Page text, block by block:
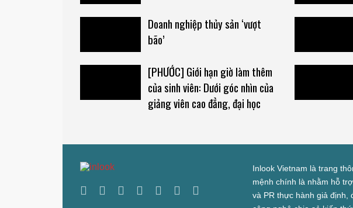
Doanh nghiệp thủy sản ‘vượt
bão’
[PHƯỚC] Giới hạn giờ làm thêm
của sinh viên: Dưới góc nhìn của
giảng viên cao đẳng, đại học
Inlook Vietnam là trang
mệnh chính là nhằm hỗ
và PR thực hành giả định,